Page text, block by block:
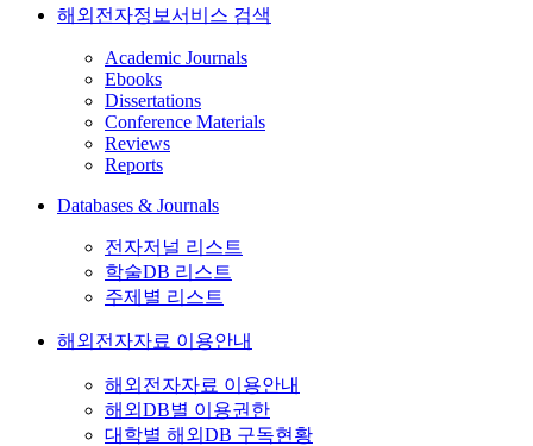
해외전자정보서비스 검색
Academic Journals
Ebooks
Dissertations
Conference Materials
Reviews
Reports
Databases & Journals
전자저널 리스트
학술DB 리스트
주제별 리스트
해외전자자료 이용안내
해외전자자료 이용안내
해외DB별 이용권한
대학별 해외DB 구독현황